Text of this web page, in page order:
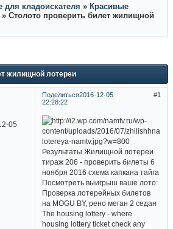
для кладоискателя » Красивые
» Столото проверить билет жилищной
жилищной лотереи
Поделиться 1
2016-12-05
22:28:22
05
Результаты Жилищной лотереи
тираж 206 - проверить билеты 6
ноября 2016 схема капкана тайга
Посмотреть выигрыш ваше лото:
Проверка лотерейных билетов
на MOGU BY, рено меган 2 седан
The housing lottery - where
housing lottery ticket check any